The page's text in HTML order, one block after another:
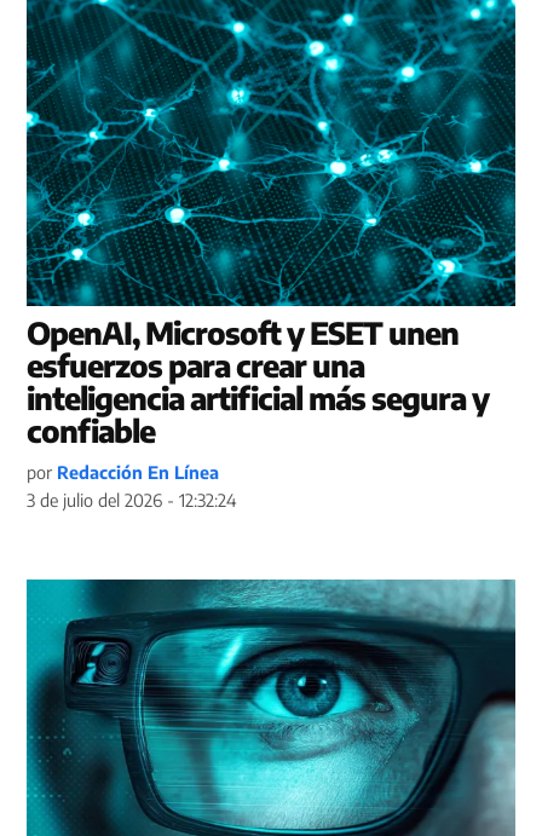
OpenAI, Microsoft y ESET unen
esfuerzos para crear una
inteligencia artificial más segura y
confiable
por Redacción En Línea
3 de julio del 2026 - 12:32:24